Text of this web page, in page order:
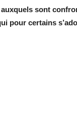
auxquels sont
pour certains